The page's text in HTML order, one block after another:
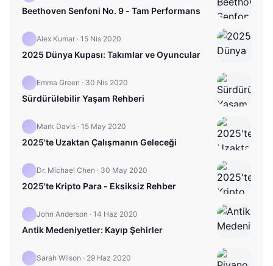
Beethoven Senfoni No. 9 - Tam Performans
Alex Kumar · 15 Nis 2020
2025 Dünya Kupası: Takımlar ve Oyuncular
Emma Green · 30 Nis 2020
Sürdürülebilir Yaşam Rehberi
Mark Davis · 15 May 2020
2025'te Uzaktan Çalışmanın Geleceği
Dr. Michael Chen · 30 May 2020
2025'te Kripto Para - Eksiksiz Rehber
John Anderson · 14 Haz 2020
Antik Medeniyetler: Kayıp Şehirler
Sarah Wilson · 29 Haz 2020